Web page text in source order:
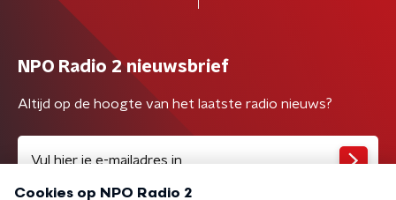
NPO Radio 2 nieuwsbrief
Altijd op de hoogte van het laatste radio nieuws?